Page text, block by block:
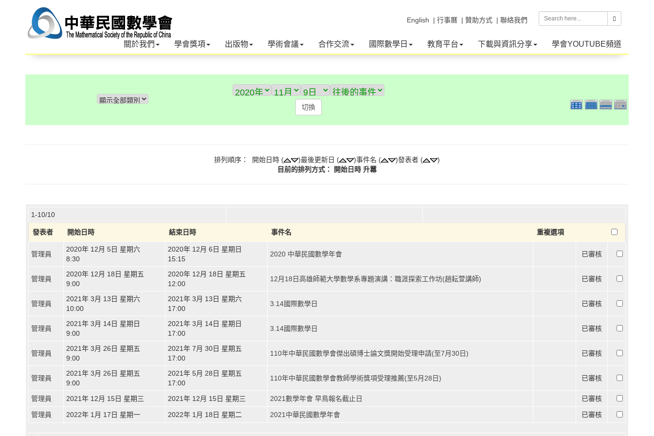
| 聯絡我們
| 贊助方式
| 行事曆
English
關於我們 學會獎項 出版物 學術會議 合作交流 國際數學日 教育平台 下載與資訊分享 學會YOUTUBE頻道
排列順序： 開始日時 ( )最後更新日 ( )事件名 ( )發表者 (
)
目前的排列方式： 開始日時 升羃
1-10/10
發表者 開始日時 結束日時 事件名 重複選項
管理員
2020年 12月 5日 星期六
8:30
2020年 12月 6日 星期日
15:15
2020 中華民國數學年會 已審核
管理員
2020年 12月 18日 星期五
9:00
2020年 12月 18日 星期五
12:00
12月18日高雄師範大學數學系專題演講：職涯探索工作坊(趙耘萱講師) 已審核
管理員
2021年 3月 13日 星期六
10:00
2021年 3月 13日 星期六
17:00
3.14國際數學日 已審核
管理員
2021年 3月 14日 星期日
9:00
2021年 3月 14日 星期日
17:00
3.14國際數學日 已審核
管理員
2021年 3月 26日 星期五
9:00
2021年 7月 30日 星期五
17:00
110年中華民國數學會傑出碩博士論文獎開始受理申請(至7月30日) 已審核
管理員
2021年 3月 26日 星期五
9:00
2021年 5月 28日 星期五
17:00
110年中華民國數學會教師學術獎項受理推薦(至5月28日) 已審核
管理員 2021年 12月 15日 星期三 2021年 12月 15日 星期三 2021數學年會 早鳥報名截止日 已審核
管理員 2022年 1月 17日 星期一 2022年 1月 18日 星期二 2021中華民國數學年會 已審核